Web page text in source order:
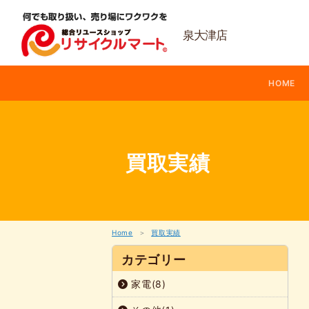
泉大津店
HOME
買取実績
Home 買取実績
カテゴリー
家電(8)